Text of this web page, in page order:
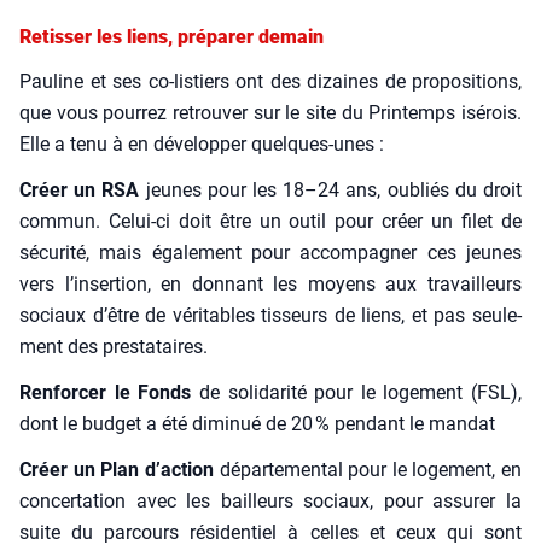
Retisser les liens, préparer demain
Pau­line et ses co-lis­tiers ont des dizaines de pro­po­si­tions,
que vous pour­rez retrou­ver sur le site du Prin­temps isé­rois.
Elle a tenu à en déve­lop­per quelques-unes :
Créer un RSA jeunes pour les 18–24 ans, oubliés du droit
com­mun. Celui-ci doit être un outil pour créer un filet de
sécu­ri­té, mais éga­le­ment pour accom­pa­gner ces jeunes
vers l’insertion, en don­nant les moyens aux tra­vailleurs
sociaux d’être de véri­tables tis­seurs de liens, et pas seule­
ment des pres­ta­taires.
Ren­for­cer le Fonds de soli­da­ri­té pour le loge­ment (FSL),
dont le bud­get a été dimi­nué de 20 % pen­dant le man­dat
Créer un Plan d’actiondépar­te­men­tal pour le loge­ment, en
concer­ta­tion avec les bailleurs sociaux, pour assu­rer la
suite du par­cours rési­den­tiel à celles et ceux qui sont